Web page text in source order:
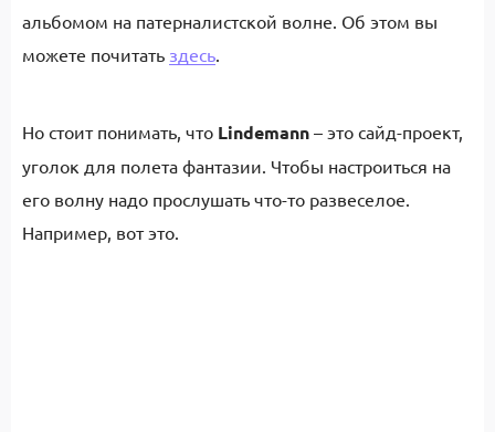
альбомом на патерналистской волне. Об этом вы
можете почитать здесь.
Но стоит понимать, что Lindemann – это сайд-проект,
уголок для полета фантазии. Чтобы настроиться на
его волну надо прослушать что-то развеселое.
Например, вот это.